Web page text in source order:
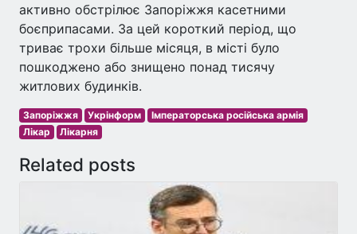
активно обстрілює Запоріжжя касетними
боєприпасами. За цей короткий період, що
триває трохи більше місяця, в місті було
пошкоджено або знищено понад тисячу
житлових будинків.
Запоріжжя Укрінформ
Імператорська російська армія
Лікар
Лікарня
Related posts